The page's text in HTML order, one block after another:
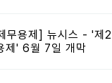
무용제] 뉴시스 - '제2
제' 6월 7일 개막